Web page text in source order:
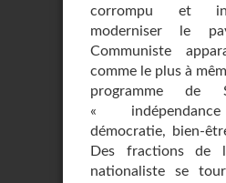
corrompu et
moderniser le
Communiste
comme le plus à
programme de
«
démocratie, bien-
Des fractions de
nationaliste se